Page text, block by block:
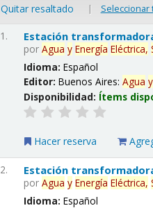
Quitar resaltado | Seleccionar
1. Estación
porAgua y Energía Eléctrica,
Idioma:Español
Editor:Buenos Aires:Agua y
Disponibilidad: Ítems
Hacer reserva
2. Estación
porAgua y Energía Eléctrica,
Idioma:Español